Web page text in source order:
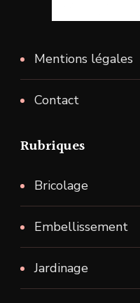
Mentions légales
Contact
Rubriques
Bricolage
Embellissement
Jardinage